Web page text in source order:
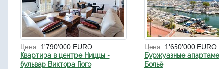
Цена: 1'790'000 EURO
Квартира в центре Ниццы -
бульвар Виктора Гюго
Цена: 1'650'000 EURO
Буржуазные
Больё